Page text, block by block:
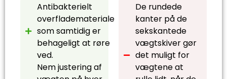
Antibakterielt
overflademateriale
som samtidig er
behageligt at røre
ved.
Nem justering af
De rundede
kanter på de
sekskantede
vægtskiver gør
det muligt for
vægtene at